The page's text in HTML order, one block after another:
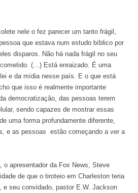
nele o fez parecer um tanto frágil,
que estava num estudo bíblico por
disparos. Não há nada frágil no seu
(…) Está enraizado. É uma
e da mídia nesse país. E o que está
que isso é realmente importante
democratização, das pessoas terem
sendo capazes de mostrar essas
uma forma profundamente diferente,
e as pessoas estão começando a ver a
o apresentador da Fox News, Steve
de que o tiroteio em Charleston teria
e seu convidado, pastor E.W. Jackson